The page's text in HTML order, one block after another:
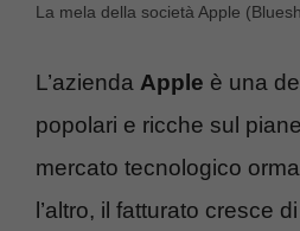
La mela della società Apple
L’azienda Apple è una
popolari e ricche sul
mercato tecnologico
l’altro, il fatturato cresce